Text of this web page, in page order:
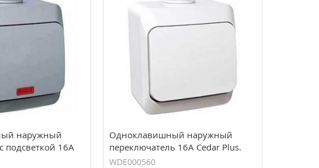
наружный
подсветкой 16A
WDE000614
Одноклавишный наружный
переключатель 16A Cedar Plus.
Белый. WDE000560
WDE000560